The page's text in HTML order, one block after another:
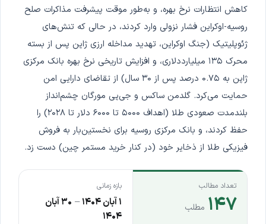
کاهش انتظارات نرخ بهره، و به‌طور موقت پیشرفت مذاکرات صلح
روسیه-اوکراین فشار نزولی وارد کردند، در حالی که تنش‌های
ژئوپلیتیک (جنگ اوکراین، تهدید مداخله ارزی ژاپن پس از بسته
محرک ۱۳۵ میلیارددلاری، و افزایش تاریخی نرخ بهره بانک مرکزی
ژاپن به ۰.۷۵ درصد پس از ۳۰ سال) از تقاضای دارایی امن
حمایت می‌کرد. گلدمن ساکس و جی‌پی مورگان چشم‌انداز
بلندمدت صعودی طلا (اهداف ۵۰۰۰ تا ۶۰۰۰ دلار تا ۲۰۲۸) را
حفظ کردند، و بانک مرکزی روسیه برای نخستین‌بار به فروش
فیزیکی طلا از ذخایر خود (در کنار خرید مستمر چین) دست زد.
تعداد مطالب
۱۴۷ مطلب
بازه زمانی
۱ آبان ۱۴۰۴ –
۳۰ آبان
۱۴۰۴